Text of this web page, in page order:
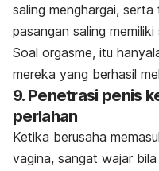
saling menghargai,
pasangan saling
Soal orgasme, itu
mereka yang berhasil
9. Penetrasi penis
perlahan
Ketika berusaha
vagina, sangat wajar